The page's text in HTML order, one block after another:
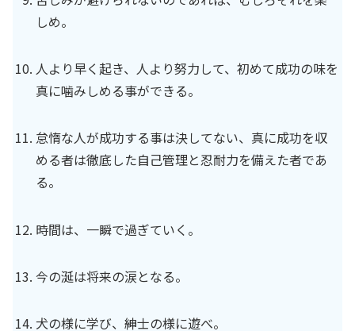
しめ。
人より早く起き、人より努力して、初めて成功の味を
真に噛みしめる事ができる。
怠惰な人が成功する事は決してない、真に成功を収
める者は徹底した自己管理と忍耐力を備えた者であ
る。
時間は、一瞬で過ぎていく。
今の涎は将来の涙となる。
犬の様に学び、紳士の様に遊べ。